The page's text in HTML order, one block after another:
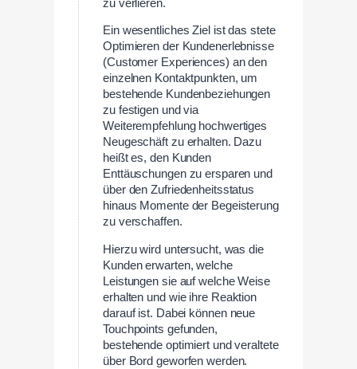
zu verlieren.
Ein wesentliches Ziel ist das stete
Optimieren der Kundenerlebnisse
(Customer Experiences) an den
einzelnen Kontaktpunkten, um
bestehende Kundenbeziehungen
zu festigen und via
Weiterempfehlung hochwertiges
Neugeschäft zu erhalten. Dazu
heißt es, den Kunden
Enttäuschungen zu ersparen und
über den Zufriedenheitsstatus
hinaus Momente der Begeisterung
zu verschaffen.
Hierzu wird untersucht, was die
Kunden erwarten, welche
Leistungen sie auf welche Weise
erhalten und wie ihre Reaktion
darauf ist. Dabei können neue
Touchpoints gefunden,
bestehende optimiert und veraltete
über Bord geworfen werden.